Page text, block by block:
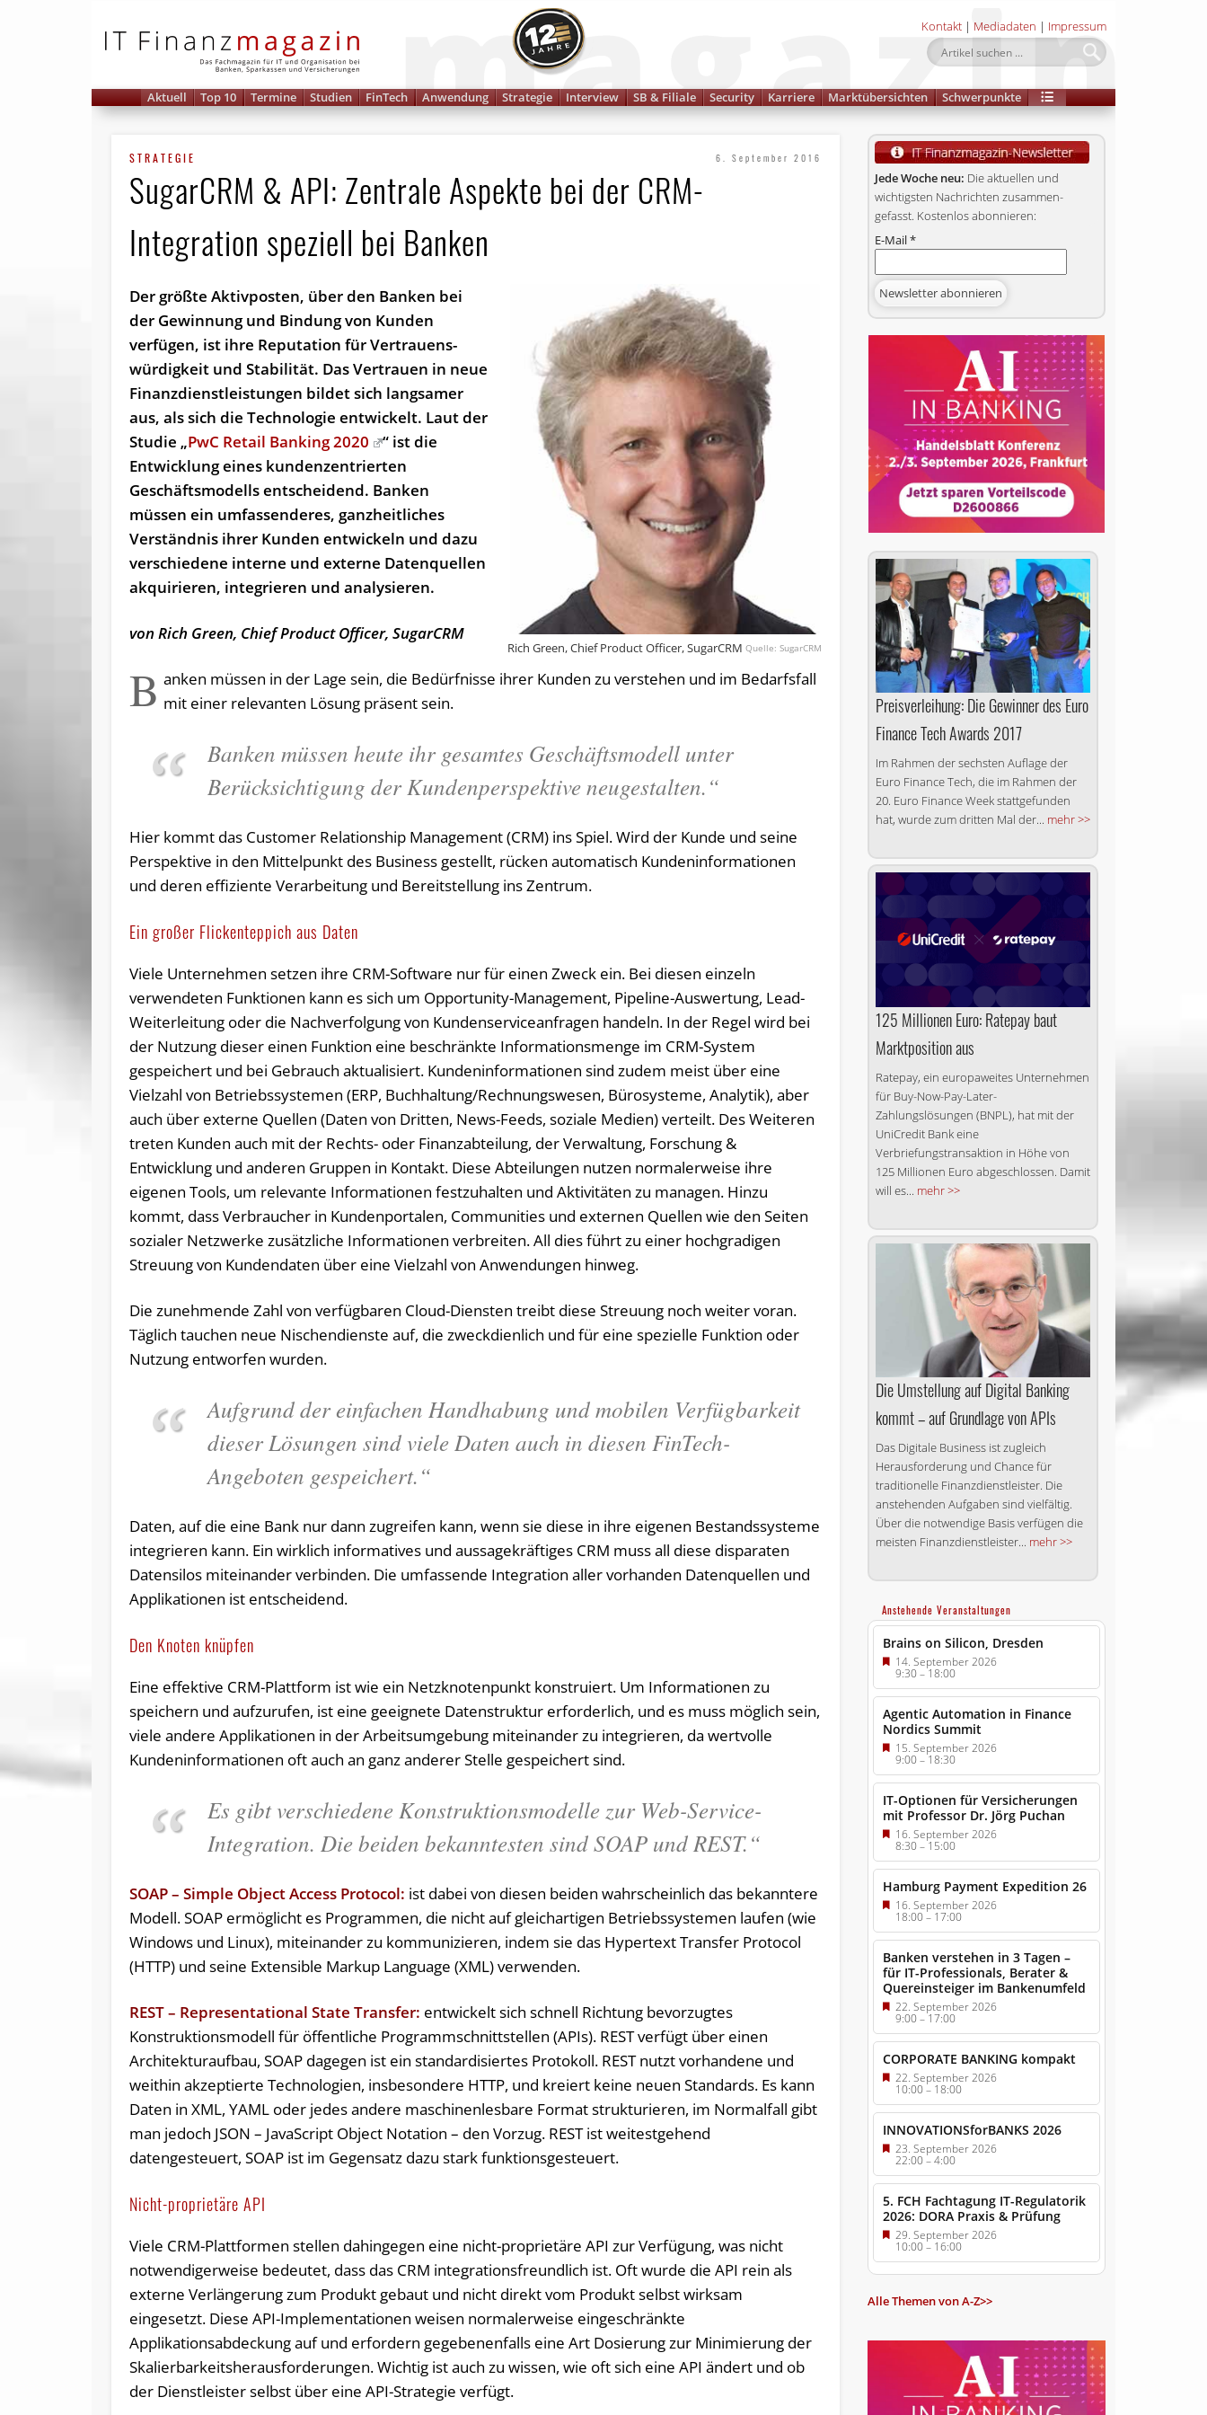
Kontakt | Mediadaten | Impressum
Aktuell Top 10 Termine Studien FinTech Anwendung Strategie Interview SB & Filiale Security Karriere Marktübersichten Schwerpunkte
STRATEGIE 6. September 2016
SugarCRM & API: Zentrale Aspekte bei der CRM-
Integration speziell bei Banken
Rich Green, Chief Product Officer, SugarCRM SugarCRM
Der größte Aktivposten, über den Banken bei
der Gewinnung und Bindung von Kunden
verfügen, ist ihre Reputation für Vertrauens­
würdigkeit und Stabilität. Das Vertrauen in neue
Finanz­dienst­leistungen bildet sich langsamer
aus, als sich die Technologie entwickelt. Laut der
Studie „PwC Retail Banking 2020
“ ist die
Entwicklung eines kundenzentrierten
Geschäftsmodells entscheidend. Banken
müssen ein umfassenderes, ganzheitliches
Verständnis ihrer Kunden entwickeln und dazu
verschiedene interne und externe Datenquellen
akquirieren, integrieren und analysieren.
von Rich Green, Chief Product Officer, SugarCRM
B anken müssen in der Lage sein, die Bedürfnisse ihrer Kunden zu verstehen und im Bedarfsfall
mit einer relevanten Lösung präsent sein.
Banken müssen heute ihr gesamtes Geschäftsmodell unter
Berücksichtigung der Kundenperspektive neugestalten.“
Hier kommt das Customer Relationship Management (CRM) ins Spiel. Wird der Kunde und seine
Perspektive in den Mittelpunkt des Business gestellt, rücken automatisch Kundeninformationen
und deren effiziente Verarbeitung und Bereitstellung ins Zentrum.
Ein großer Flickenteppich aus Daten
Viele Unternehmen setzen ihre CRM-Software nur für einen Zweck ein. Bei diesen einzeln
verwendeten Funktionen kann es sich um Opportunity-Management, Pipeline-Auswertung, Lead-
Weiterleitung oder die Nachverfolgung von Kundenserviceanfragen handeln. In der Regel wird bei
der Nutzung dieser einen Funktion eine beschränkte Informationsmenge im CRM-System
gespeichert und bei Gebrauch aktualisiert. Kundeninformationen sind zudem meist über eine
Vielzahl von Betriebssystemen (ERP, Buchhaltung/Rechnungswesen, Bürosysteme, Analytik), aber
auch über externe Quellen (Daten von Dritten, News-Feeds, soziale Medien) verteilt. Des Weiteren
treten Kunden auch mit der Rechts- oder Finanzabteilung, der Verwaltung, Forschung &
Entwicklung und anderen Gruppen in Kontakt. Diese Abteilungen nutzen normalerweise ihre
eigenen Tools, um relevante Informationen festzuhalten und Aktivitäten zu managen. Hinzu
kommt, dass Verbraucher in Kundenportalen, Communities und externen Quellen wie den Seiten
sozialer Netzwerke zusätzliche Informationen verbreiten. All dies führt zu einer hochgradigen
Streuung von Kundendaten über eine Vielzahl von Anwendungen hinweg.
Die zunehmende Zahl von verfügbaren Cloud-Diensten treibt diese Streuung noch weiter voran.
Täglich tauchen neue Nischendienste auf, die zweckdienlich und für eine spezielle Funktion oder
Nutzung entworfen wurden.
Aufgrund der einfachen Handhabung und mobilen Verfügbarkeit
dieser Lösungen sind viele Daten auch in diesen FinTech-
Angeboten gespeichert.“
Daten, auf die eine Bank nur dann zugreifen kann, wenn sie diese in ihre eigenen Bestandssysteme
integrieren kann. Ein wirklich informatives und aussagekräftiges CRM muss all diese disparaten
Datensilos miteinander verbinden. Die umfassende Integration aller vorhanden Datenquellen und
Applikationen ist entscheidend.
Den Knoten knüpfen
Eine effektive CRM-Plattform ist wie ein Netzknotenpunkt konstruiert. Um Informationen zu
speichern und aufzurufen, ist eine geeignete Datenstruktur erforderlich, und es muss möglich sein,
viele andere Applikationen in der Arbeitsumgebung miteinander zu integrieren, da wertvolle
Kundeninformationen oft auch an ganz anderer Stelle gespeichert sind.
Es gibt verschiedene Konstruktionsmodelle zur Web-Service-
Integration. Die beiden bekanntesten sind SOAP und REST.“
SOAP – Simple Object Access Protocol: ist dabei von diesen beiden wahrscheinlich das bekanntere
Modell. SOAP ermöglicht es Programmen, die nicht auf gleichartigen Betriebssystemen laufen (wie
Windows und Linux), miteinander zu kommunizieren, indem sie das Hypertext Transfer Protocol
(HTTP) und seine Extensible Markup Language (XML) verwenden.
REST – Representational State Transfer: entwickelt sich schnell Richtung bevorzugtes
Konstruktionsmodell für öffentliche Programmschnittstellen (APIs). REST verfügt über einen
Architekturaufbau, SOAP dagegen ist ein standardisiertes Protokoll. REST nutzt vorhandene und
weithin akzeptierte Technologien, insbesondere HTTP, und kreiert keine neuen Standards. Es kann
Daten in XML, YAML oder jedes andere maschinenlesbare Format strukturieren, im Normalfall gibt
man jedoch JSON – JavaScript Object Notation – den Vorzug. REST ist weitestgehend
datengesteuert, SOAP ist im Gegensatz dazu stark funktionsgesteuert.
Nicht-proprietäre API
Viele CRM-Plattformen stellen dahingegen eine nicht-proprietäre API zur Verfügung, was nicht
notwendigerweise bedeutet, dass das CRM integrationsfreundlich ist. Oft wurde die API rein als
externe Verlängerung zum Produkt gebaut und nicht direkt vom Produkt selbst wirksam
eingesetzt. Diese API-Implementationen weisen normalerweise eingeschränkte
Applikationsabdeckung auf und erfordern gegebenenfalls eine Art Dosierung zur Minimierung der
Skalierbarkeitsherausforderungen. Wichtig ist auch zu wissen, wie oft sich eine API ändert und ob
der Dienstleister selbst über eine API-Strategie verfügt.
Jede Woche neu: Die aktuellen und
wichtigsten Nachrichten zusammen­
gefasst. Kostenlos abonnieren:
E-Mail*
Preisverleihung: Die Gewinner des Euro
Finance Tech Awards 2017
Im Rahmen der sechsten Auflage der
Euro Finance Tech, die im Rahmen der
20. Euro Finance Week stattgefunden
hat, wurde zum dritten Mal der... mehr >>
125 Millionen Euro: Ratepay baut
Marktposition aus
Ratepay, ein europaweites Unternehmen
für Buy-Now-Pay-Later-
Zahlungslösungen (BNPL), hat mit der
UniCredit Bank eine
Verbriefungstransaktion in Höhe von
125 Millionen Euro abgeschlossen. Damit
will es... mehr >>
Die Umstellung auf Digital Banking
kommt – auf Grundlage von APIs
Das Digitale Business ist zugleich
Herausforderung und Chance für
traditionelle Finanzdienstleister. Die
anstehenden Aufgaben sind vielfältig.
Über die notwendige Basis verfügen die
meisten Finanzdienstleister... mehr >>
Anstehende Veranstaltungen
Brains on Silicon, Dresden
14. September 2026
9:30– 18:00
Agentic Automation in Finance
Nordics Summit
15. September 2026
9:00– 18:30
IT-Optionen für Versicherungen
mit Professor Dr. Jörg Puchan
16. September 2026
8:30– 15:00
Hamburg Payment Expedition 26
16. September 2026
18:00– 17:00
Banken verstehen in 3 Tagen –
für IT-Professionals, Berater &
Quereinsteiger im Bankenumfeld
22. September 2026
9:00– 17:00
CORPORATE BANKING kompakt
22. September 2026
10:00– 18:00
INNOVATIONSforBANKS 2026
23. September 2026
22:00–4:00
5. FCH Fachtagung IT-Regulatorik
2026: DORA Praxis & Prüfung
29. September 2026
10:00– 16:00
Alle Themen von A-Z>>